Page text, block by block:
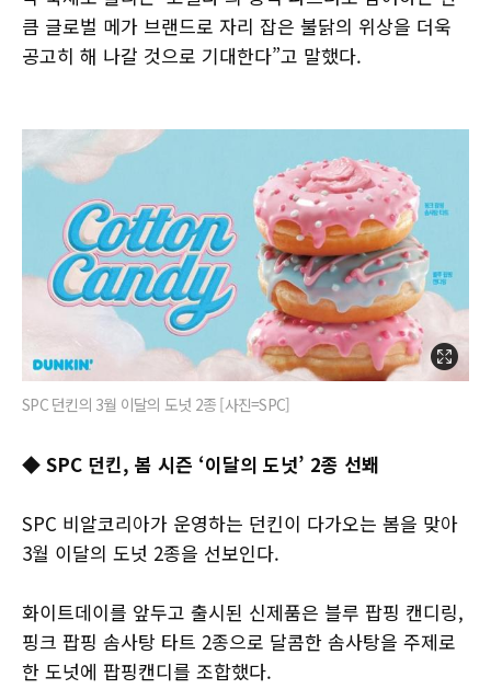
큼 글로벌 메가 브랜드로 자리 잡은 불닭의 위상을 더욱
공고히 해 나갈 것으로 기대한다”고 말했다.
SPC 던킨의 3월 이달의 도넛 2종 [사진=SPC]
◆ SPC 던킨, 봄 시즌 ‘이달의 도넛’ 2종 선봬
SPC 비알코리아가 운영하는 던킨이 다가오는 봄을 맞아
3월 이달의 도넛 2종을 선보인다.
화이트데이를 앞두고 출시된 신제품은 블루 팝핑 캔디링,
핑크 팝핑 솜사탕 타트 2종으로 달콤한 솜사탕을 주제로
한 도넛에 팝핑캔디를 조합했다.